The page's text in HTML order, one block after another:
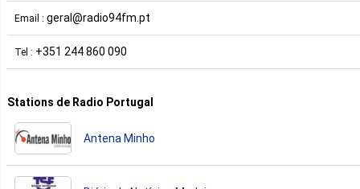
Email : geral@radio94fm.pt
Tel : +351 244 860 090
Stations de Radio Portugal
Antena Minho